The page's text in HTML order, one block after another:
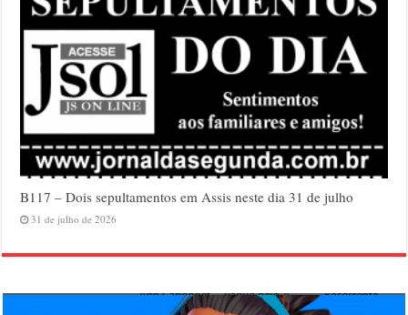
B117 – Dois sepultamentos em Assis neste dia 31 de julho
31 de julho de 2026